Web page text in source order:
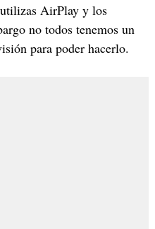
AirPlay y los
no todos tenemos un
para poder hacerlo.